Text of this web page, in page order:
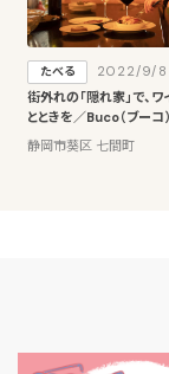
たべる
2022/9/8
街外れの「隠れ家」で、
とときを／Buco（ブーコ）
静岡市葵区 七間町